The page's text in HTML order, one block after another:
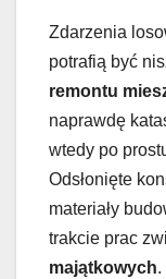
Zdarzenia
potrafią być
remontu
naprawdę
wtedy po
Odsłonięte
materiały
trakcie prac
majątkowych.